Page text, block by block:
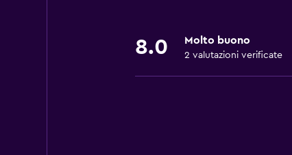
8.0 Molto buono
2 valutazioni verificate